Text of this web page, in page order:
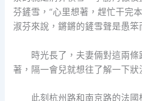
芬鏟雪，“心里想著，趕忙干完
淑芬來說，鏘鏘的鏟雪聲是愚笨
時光長了，夫妻倆對這兩
著，隔一會兒就想往了解一下狀
此刻杭州路和南京路的法